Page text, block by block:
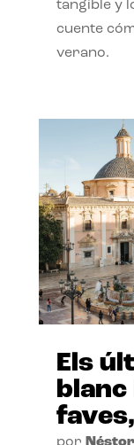
tangible y
cuente
verano.
Els
blanc